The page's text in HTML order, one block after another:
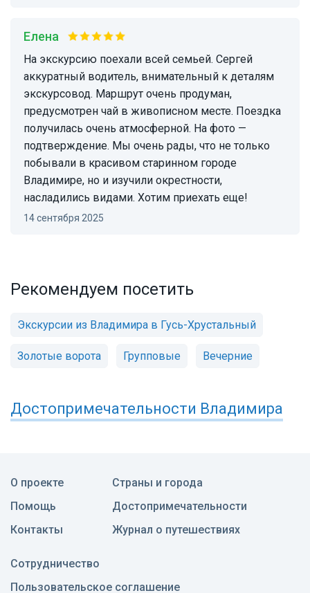
Елена
На экскурсию поехали всей семьей. Сергей
аккуратный водитель, внимательный к деталям
экскурсовод. Маршрут очень продуман,
предусмотрен чай в живописном месте. Поездка
получилась очень атмосферной. На фото —
подтверждение. Мы очень рады, что не только
побывали в красивом старинном городе
Владимире, но и изучили окрестности,
насладились видами. Хотим приехать еще!
14 сентября 2025
Рекомендуем посетить
Экскурсии из Владимира в Гусь-Хрустальный
Золотые ворота Групповые Вечерние
Достопримечательности Владимира
О проекте
Помощь
Контакты
Страны и города
Достопримечательности
Журнал о путешествиях
Сотрудничество
Пользовательское соглашение